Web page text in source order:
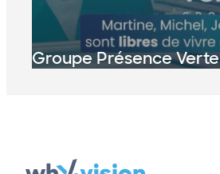
Groupe Présence Verte